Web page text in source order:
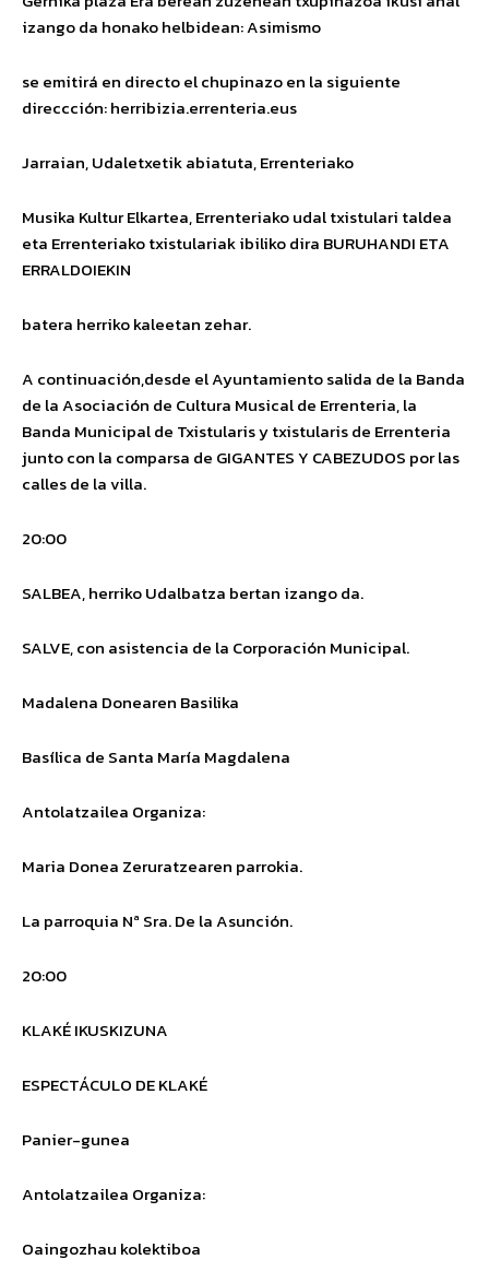
izango da honako helbidean:Asimismo
se emitirá en directo el chupinazo en la siguiente
direccción: herribizia.errenteria.eus
Jarraian, Udaletxetik abiatuta, Errenteriako
Musika Kultur Elkartea, Errenteriako udal txistulari taldea
eta Errenteriako txistulariak ibiliko dira BURUHANDI ETA
ERRALDOIEKIN
batera herriko kaleetan zehar.
A continuación,desde el Ayuntamiento salida de la Banda
de la Asociación de Cultura Musical de Errenteria, la
Banda Municipal de Txistularis y txistularis de Errenteria
junto con la comparsa de GIGANTES Y CABEZUDOS por las
calles de la villa.
20:00
SALBEA,herriko Udalbatza bertan izango da.
SALVE,con asistencia de la Corporación Municipal.
Madalena Donearen Basilika
Basílica de Santa María Magdalena
Antolatzailea Organiza:
Maria Donea Zeruratzearen parrokia.
La parroquia Nª Sra. De la Asunción.
20:00
KLAKÉ IKUSKIZUNA
ESPECTÁCULO DE KLAKÉ
Panier-gunea
Antolatzailea Organiza:
Oaingozhau kolektiboa